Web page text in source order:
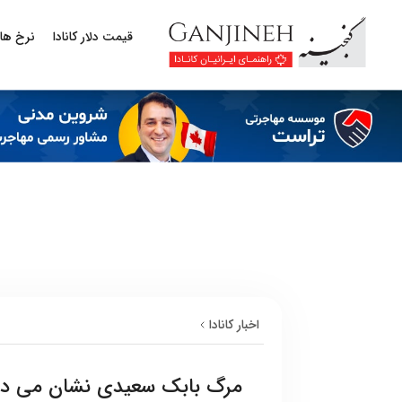
قیمت دلار کانادا نرخ
اخبار کانادا
مرگ بابک سعیدی نشان می